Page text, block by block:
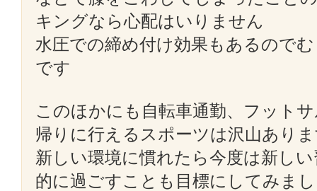
キングなら心配はいりません
水圧での締め付け効果もあるので
です
このほかにも自転車通勤、フット
帰りに行えるスポーツは沢山あり
新しい環境に慣れたら今度は新し
的に過ごすことも目標にしてみま